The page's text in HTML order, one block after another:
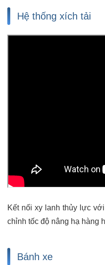
Hệ thống xích tải
Kết nối xy lanh thủy lực
chỉnh tốc độ nâng hạ hàng
Bánh xe